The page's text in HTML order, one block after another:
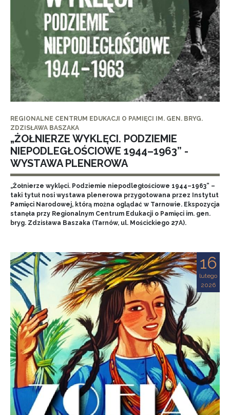
REGIONALNE CENTRUM EDUKACJI O PAMIĘCI IM. GEN. BRYG.
ZDZISŁAWA BASZAKA
„ŻOŁNIERZE WYKLĘCI. PODZIEMIE
NIEPODLEGŁOŚCIOWE 1944–1963” -
WYSTAWA PLENEROWA
„Żołnierze wyklęci. Podziemie niepodległościowe 1944–1963” –
taki tytuł nosi wystawa plenerowa przygotowana przez Instytut
Pamięci Narodowej, którą można oglądać w Tarnowie. Ekspozycja
stanęła przy Regionalnym Centrum Edukacji o Pamięci im. gen.
bryg. Zdzisława Baszaka (Tarnów, ul. Mościckiego 27A).
16
lutego
2026